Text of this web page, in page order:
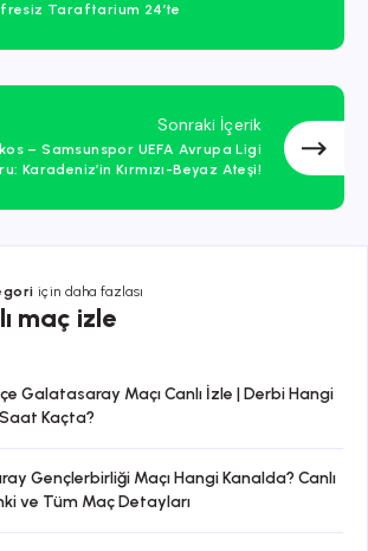
Taraftarium 24’te
Sonraki İçerik
– Samsunspor UEFA Avrupa Ligi
Karadeniz’in Kırmızı-Beyaz Ateşi!
için daha fazlası
maç izle
Galatasaray Maçı Canlı İzle | Derbi Hangi
Kaçta?
Gençlerbirliği Maçı Hangi Kanalda? Canlı
ve Tüm Maç Detayları